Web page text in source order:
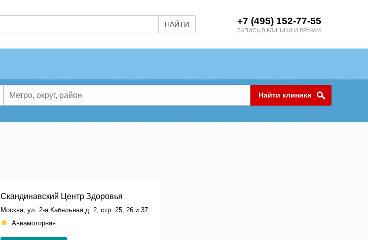
НАЙТИ +7 (495) 152-77-55
ЗАПИСЬ В КЛИНИКИ И ВРАЧАМ
Найти клиники
Скандинавский Центр Здоровья
Москва, ул. 2-я Кабельная д. 2, стр. 25, 26 и 37
Авиамоторная